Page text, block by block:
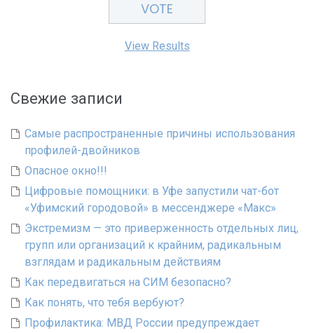
View Results
Свежие записи
Самые распространенные причины использования
профилей-двойников
Опасное окно!!!
Цифровые помощники: в Уфе запустили чат-бот
«Уфимский городовой» в мессенджере «Макс»
Экстремизм — это приверженность отдельных лиц,
групп или организаций к крайним, радикальным
взглядам и радикальным действиям
Как передвигаться на СИМ безопасно?
Как понять, что тебя вербуют?
Профилактика: МВД России предупреждает